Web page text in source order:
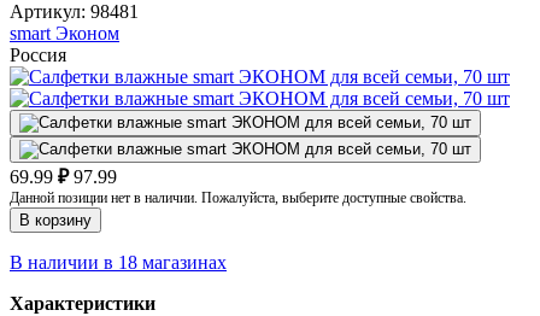
Артикул: 98481
smart Эконом
Россия
69.99 ₽ 97.99
Данной позиции нет в наличии. Пожалуйста, выберите доступные свойства.
В корзину
В наличии в 18 магазинах
Характеристики